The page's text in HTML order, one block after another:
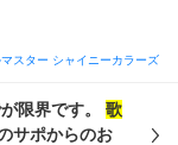
聞かせてくだ
スター シャイニーカラーズ
限界です。 歌
サポからのお